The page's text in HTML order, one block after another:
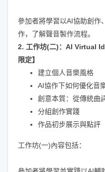
參加者將學習以AI協助創作
作，了解聲音製作流程。
2. 工作坊(二)：AI Virtual
限定】
建立個人音樂風格
AI協作下如何優化音
創意本質：從傳統曲
分組創作實踐
作品初步展示與點評
工作坊(一)內容包括：